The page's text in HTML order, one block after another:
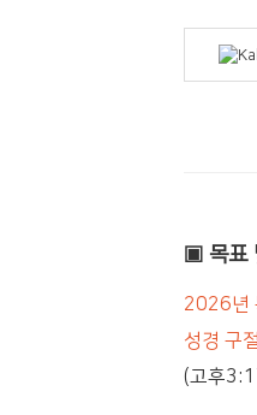
▣ 목표
2026년
성경 구절
(고후